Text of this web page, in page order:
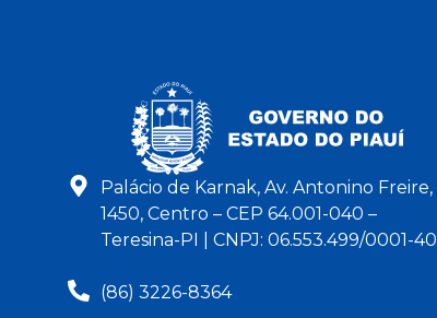
Palácio de Karnak, Av. Antonino Freire,
1450, Centro – CEP 64.001-040 –
Teresina-PI | CNPJ: 06.553.499/0001-40
(86) 3226-8364